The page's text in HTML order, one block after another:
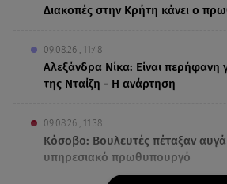
Διακοπές στην Κρήτη κάνει ο
09.08.26 , 11:48
Αλεξάνδρα Νίκα: Είναι περήφανη
της Νταίζη - Η ανάρτηση
09.08.26 , 11:38
Κόσοβο: Βουλευτές πέταξαν
υπηρεσιακό πρωθυπουργό